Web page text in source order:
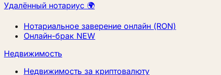
Удалённый нотариус 🌍
Нотариальное заверение онлайн (RON)
Онлайн-брак NEW
Недвижимость
Недвижимость за криптовалюту